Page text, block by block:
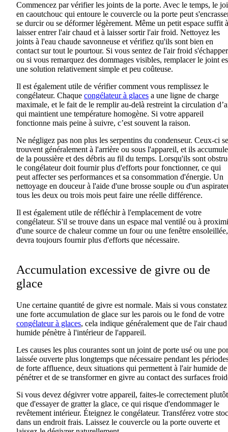
Commencez par vérifier les joints de la porte. Avec le temps, le
en caoutchouc qui entoure le couvercle ou la porte peut
se durcir ou se déformer légèrement. Même un petit espace suffit à
laisser entrer l'air chaud et à laisser sortir l'air froid. Nettoyez les
joints à l'eau chaude savonneuse et vérifiez qu'ils sont bien en
contact sur tout le pourtour. Si vous sentez de l'air froid s'échapper
ou si vous remarquez des dommages visibles, remplacer le joint
une solution relativement simple et peu coûteuse.
Il est également utile de vérifier comment vous remplissez le
congélateur. Chaque congélateur à glaces a une ligne de charge
maximale, et le fait de le remplir au-delà restreint la circulation
qui maintient une température homogène. Si votre appareil
fonctionne mais peine à suivre, c’est souvent la raison.
Ne négligez pas non plus les serpentins du condenseur. Ceux-ci se
trouvent généralement à l'arrière ou sous l'appareil, et ils
de la poussière et des débris au fil du temps. Lorsqu'ils sont
le congélateur doit fournir plus d'efforts pour fonctionner, ce qui
peut affecter ses performances et sa consommation d'énergie. Un
nettoyage en douceur à l'aide d'une brosse souple ou d'un
tous les deux ou trois mois peut faire une réelle différence.
Il est également utile de réfléchir à l'emplacement de votre
congélateur. S'il se trouve dans un espace mal ventilé ou à
d'une source de chaleur comme un four ou une fenêtre
devra toujours fournir plus d'efforts que nécessaire.
Accumulation excessive de givre ou de
glace
Une certaine quantité de givre est normale. Mais si vous constatez
une forte accumulation de glace sur les parois ou le fond de votre
congélateur à glaces, cela indique généralement que de l'air
humide pénètre à l'intérieur de l'appareil.
Les causes les plus courantes sont un joint de porte usé ou une
laissée ouverte plus longtemps que nécessaire pendant les
de forte affluence, deux situations qui permettent à l'air humide de
pénétrer et de se transformer en givre au contact des surfaces
Si vous devez dégivrer votre appareil, faites-le correctement plutôt
que d'essayer de gratter la glace, ce qui risque d'endommager le
revêtement intérieur. Éteignez le congélateur. Transférez votre
dans un endroit frais. Laissez le couvercle ou la porte ouverte et